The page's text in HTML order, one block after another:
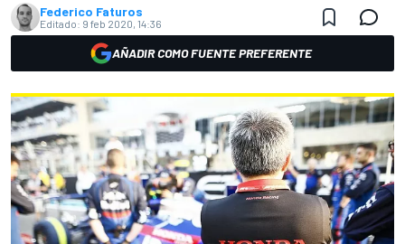
Federico Faturos
Editado: 9 feb 2020, 14:36
AÑADIR COMO FUENTE PREFERENTE